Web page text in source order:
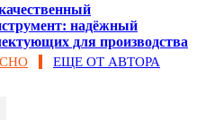
надёжный
для производства
ЕЩЕ ОТ АВТОРА